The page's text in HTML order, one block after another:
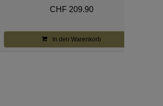
CHF 209.90
In den Warenkorb